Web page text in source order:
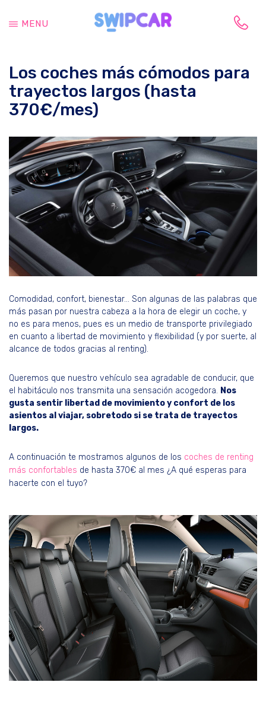
principal
cambia,
tu
coche
también
MENU
Los coches más cómodos para
trayectos largos (hasta
370€/mes)
Comodidad, confort, bienestar… Son algunas de las palabras que
más pasan por nuestra cabeza a la hora de elegir un coche, y
no es para menos, pues es un medio de transporte privilegiado
en cuanto a libertad de movimiento y flexibilidad (y por suerte, al
alcance de todos gracias al renting).
Queremos que nuestro vehículo sea agradable de conducir, que
el habitáculo nos transmita una sensación acogedora. Nos
gusta sentir libertad de movimiento y confort de los
asientos al viajar, sobretodo si se trata de trayectos
largos.
A continuación te mostramos algunos de los coches de renting
más confortables de hasta 370€ al mes ¿A qué esperas para
hacerte con el tuyo?